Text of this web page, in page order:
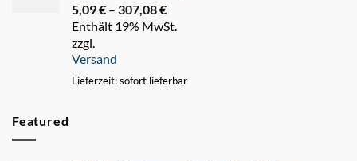
5,09€ – 307,08€
5,09 €
Enthält 19% MwSt.
zzgl.
Versand
Lieferzeit: sofort lieferbar
Featured